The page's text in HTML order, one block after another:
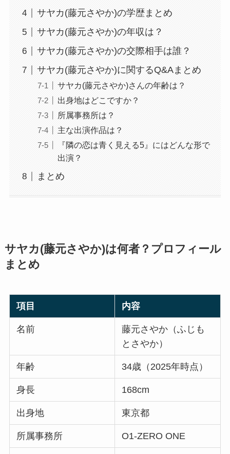
サヤカ(藤元さやか)の学歴まとめ
サヤカ(藤元さやか)の年収は？
サヤカ(藤元さやか)の交際相手は誰？
サヤカ(藤元さやか)に関するQ&Aまとめ
サヤカ(藤元さやか)さんの年齢は？
出身地はどこですか？
所属事務所は？
主な出演作品は？
『隣の恋は青く見える5』にはどんな形で
出演？
まとめ
サヤカ(藤元さやか)は何者？プロフィール
まとめ
項目 内容
名前
藤元さやか（ふじも
とさやか）
年齢 34歳（2025年時点）
身長 168cm
出身地 東京都
所属事務所 O1-ZERO ONE